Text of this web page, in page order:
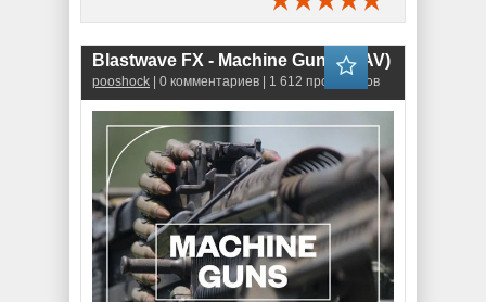
Blastwave FX - Machine Guns (WAV)
pooshock | 0 комментариев | 1 612 просмотров